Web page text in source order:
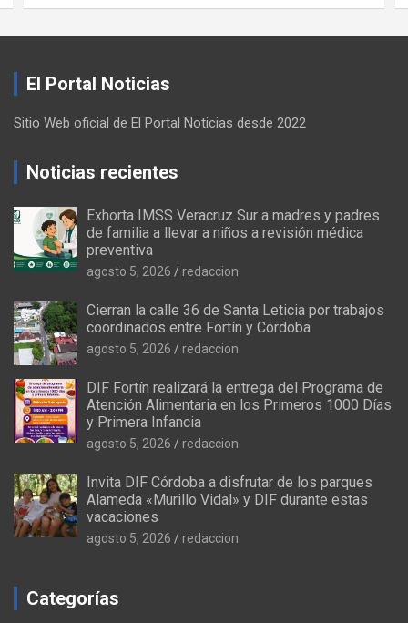
El Portal Noticias
Sitio Web oficial de El Portal Noticias desde 2022
Noticias recientes
Exhorta IMSS Veracruz Sur a madres y padres
de familia a llevar a niños a revisión médica
preventiva
agosto 5, 2026 redaccion
Cierran la calle 36 de Santa Leticia por trabajos
coordinados entre Fortín y Córdoba
agosto 5, 2026 redaccion
DIF Fortín realizará la entrega del Programa de
Atención Alimentaria en los Primeros 1000 Días
y Primera Infancia
agosto 5, 2026 redaccion
Invita DIF Córdoba a disfrutar de los parques
Alameda «Murillo Vidal» y DIF durante estas
vacaciones
agosto 5, 2026 redaccion
Categorías